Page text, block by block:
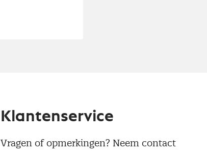
Klantenservice
Vragen of opmerkingen? Neem contact